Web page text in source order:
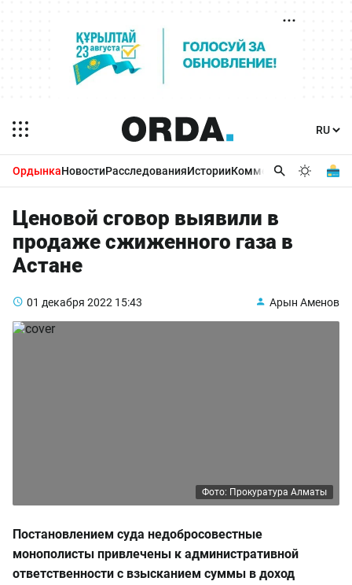
ОрдынкаНовостиРасследованияИсторииКомментарииБизнес
Ценовой сговор выявили в
продаже сжиженного газа в
Астане
01 декабря 2022 15:43 Арын Аменов
Фото: Прокуратура Алматы
Постановлением суда недобросовестные
монополисты привлечены к административной
ответственности с взысканием суммы в доход